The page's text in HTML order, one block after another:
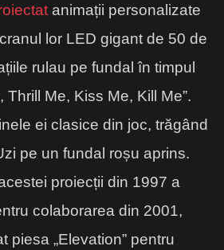
animații personalizate
lor LED gigant de 50 de
rulau pe fundal în timpul
Thrill Me, Kiss Me, Kill Me”.
ei clasice din joc, trăgând
pe un fundal roșu aprins.
proiecții din 1997 a
colaborarea din 2001,
piesa „Elevation” pentru